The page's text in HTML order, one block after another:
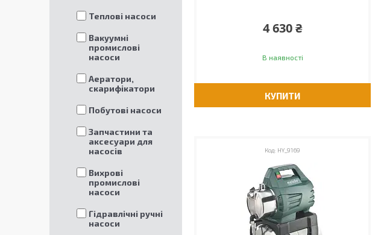
4 630 ₴
В наявності
КУПИТИ
HY_9169
Теплові насоси
Вакуумні
промислові
насоси
Аератори,
скарифікатори
Побутові насоси
Запчастини та
аксесуари для
насосів
Вихрові
промислові
насоси
Гідравлічні ручні
насоси